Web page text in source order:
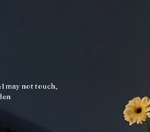
I may not touch,